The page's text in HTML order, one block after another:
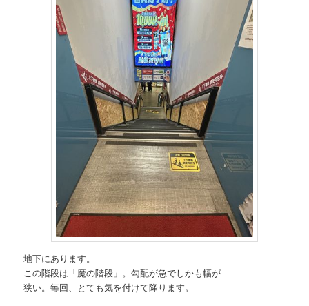
地下にあります。
この階段は「魔の階段」。勾配が急でしかも幅が
狭い。毎回、とても気を付けて降ります。